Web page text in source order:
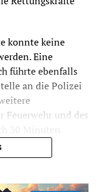
konnte keine
Eine
führte ebenfalls
an die Polizei
Feuerwehr und des
in